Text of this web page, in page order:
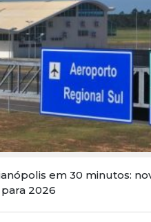
em 30 minutos:
2026